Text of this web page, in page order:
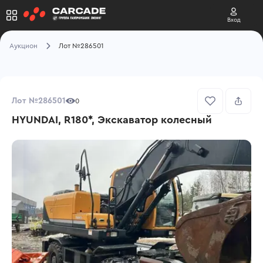
Вход
Аукцион Лот №286501
Лот №286501 0
HYUNDAI, R180*, Экскаватор колесный